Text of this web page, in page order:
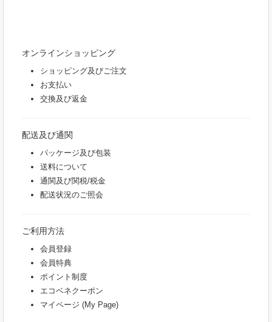
オンラインショッピング
ショッピング及びご注文
お支払い
交換及び返金
配送及び通関
パッケージ及び包装
送料について
通関及び関税/税金
配送状況のご照会
ご利用方法
会員登録
会員特典
ポイント制度
エコベネクーポン
マイページ (My Page)